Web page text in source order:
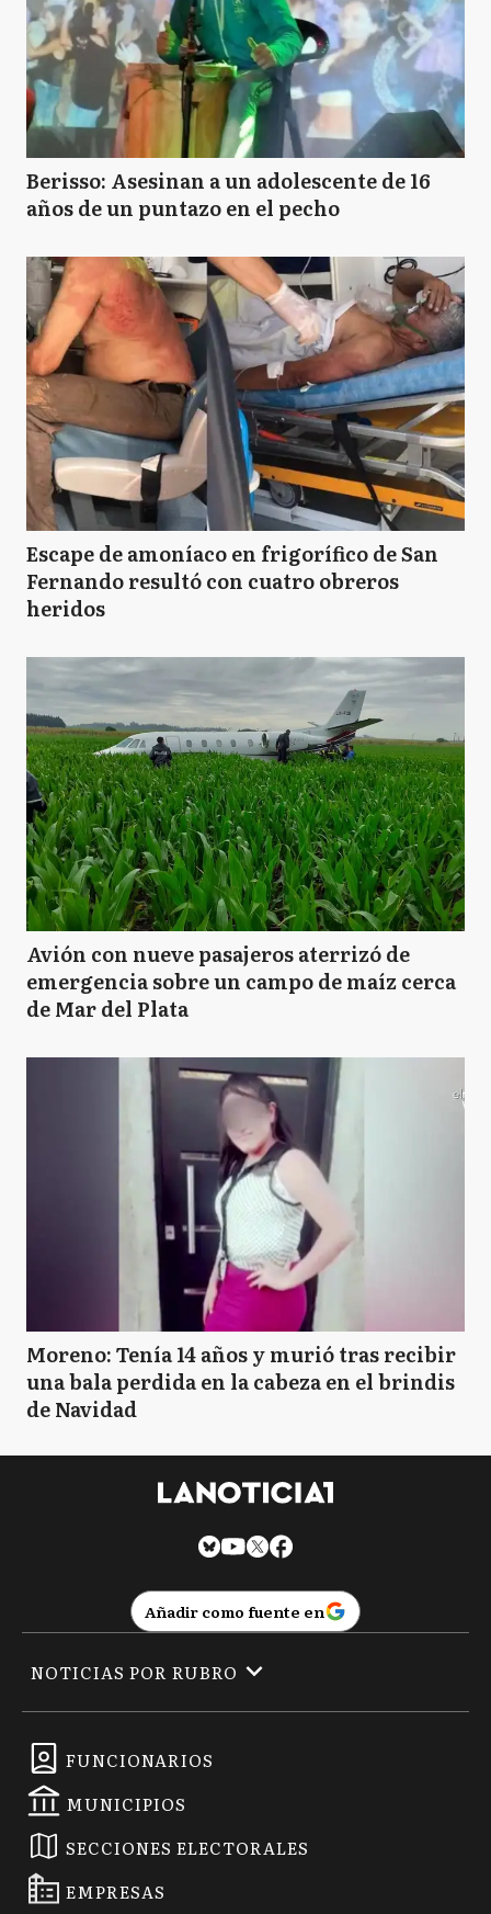
Berisso: Asesinan a un adolescente de 16
años de un puntazo en el pecho
Escape de amoníaco en frigorífico de San
Fernando resultó con cuatro obreros
heridos
Avión con nueve pasajeros aterrizó de
emergencia sobre un campo de maíz cerca
de Mar del Plata
Moreno: Tenía 14 años y murió tras recibir
una bala perdida en la cabeza en el brindis
de Navidad
Añadir como fuente en
FUNCIONARIOS
MUNICIPIOS
SECCIONES ELECTORALES
EMPRESAS
NOTICIAS POR RUBRO